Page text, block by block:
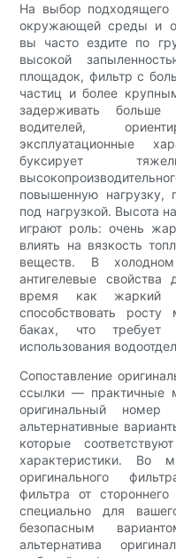
На выбор подходящего
окружающей среды и
вы часто ездите по
высокой
площадок, фильтр с
частиц и более
задерживать
водителей,
эксплуатационные
буксирует
повышенную нагрузку,
под нагрузкой. Высота
играют роль: очень
влиять на вязкость
веществ. В
антигелевые
время как жаркий
способствовать
баках, что требует
использования
Сопоставление
ссылки — практичные
оригинальный
альтернативные
которые
характеристики. Во
оригинального
фильтра от стороннего
специально для
безопасным
альтернатива